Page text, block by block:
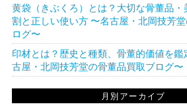
黄袋（きぶくろ）とは？大切な骨董品・
割と正しい使い方 〜名古屋・北岡技芳
ログ〜
印材とは？歴史と種類、骨董的価値を鑑
古屋・北岡技芳堂の骨董品買取ブログ〜
月別アーカイブ